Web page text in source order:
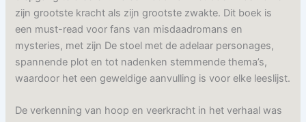
zijn grootste kracht als zijn grootste zwakte. Dit boek is
een must-read voor fans van misdaadromans en
mysteries, met zijn De stoel met de adelaar personages,
spannende plot en tot nadenken stemmende thema’s,
waardoor het een geweldige aanvulling is voor elke leeslijst.
De verkenning van hoop en veerkracht in het verhaal was